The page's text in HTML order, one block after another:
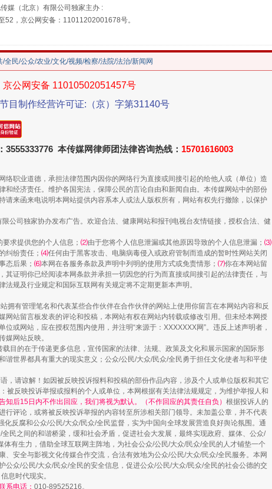
乱象
重拳出击！专项整治午间酒驾
察官
“谁都不怕”的他落马了
"留白" 用生命托举生命
媒（北京）有限公司独家主办 :
52，京公网安备：11011202001678号。
/全民/公众/农业/文化/视频/检察/法院/法治/新闻网
京公网安备 11010502051457号
目制作经营许可证:（京）字第31140号
3555333776 本传媒网律师团法律咨询热线： 15701616003
职业道德，承担法律范围内因你的网络行为直接或间接引起的给他人或（单位）造
经济责任。维护各国宪法，保障公民的言论自由和新闻自由。本传媒网站中的部份
来函来电说明本网站提供内容系本人或法人版权所有，网站有权先行撤除，以保护
公司独家协办发布广告。欢迎合法、健康网站和报刊电视台友情链接，授权合法、健
求提供您的个人信息； ⑵由于您将个人信息泄漏或其他原因导致的个人信息泄漏； ⑶
纠纷责任； ⑷任何由于黑客攻击、电脑病毒侵入或政府管制而造成的暂时性网站关闭
态后果； ⑹本网在各服务条款及声明中列明的使用方式或免责情形； ⑺你在本网站留
证明你已经阅读本网条款并承担一切因您的行为而直接或间接引起的法律责任，与
规及行业规定和国际互联网有关规定将不定期更新本声明。
拥有管理笔名和代表某些合作伙伴在合作伙伴的网站上使用你留言在本网站内容和反
站留言板发表的评论和投稿，本网站有权在网站内转载或修改引用。但未经本网授
或网站，应在授权范围内使用，并注明“来源于：XXXXXXX网”。违反上述声明者，
媒网站反映。
目的在于传递更多信息，宣传国家的法律、法规、政策及文化和展示国家的国际形
世界都具有重大的现实意义；公众/公民/大众/民众/全民勇于担任文化使者与和平使
请谅解！如因被反映投诉报料和投稿的部份作品内容，涉及个人或单位版权和其它
被反映投诉举报或报料的个人或单位，本网根据有关法律法规规定，为维护举报人和
知后15日内不作出回应，我们将视为默认。（不作回应的其责任自负） 根据投诉人的
评论，或将被反映投诉举报的内容转至所涉相关部门领导。未加盖公章，并不代表
化反腐和公众/公民/大众/民众/全民监督，实为中国向全球发展营造良好舆论氛围。通
民之间的和谐桥梁，缓和社会矛盾，促进社会大发展，最终实现政府、媒体、公众/
有生力，借助全球互联网主阵地，为社会公众/公民/大众/民众/全民的人才铺垫一个
安全与影视文化传媒合作交流，合法有效地为公众/公民/大众/民众/全民服务。本网
众/公民/大众/民众/全民的安全信息，促进公众/公民/大众/民众/全民的社会公德的交
息时代现实。
系电话： 010-89525216。